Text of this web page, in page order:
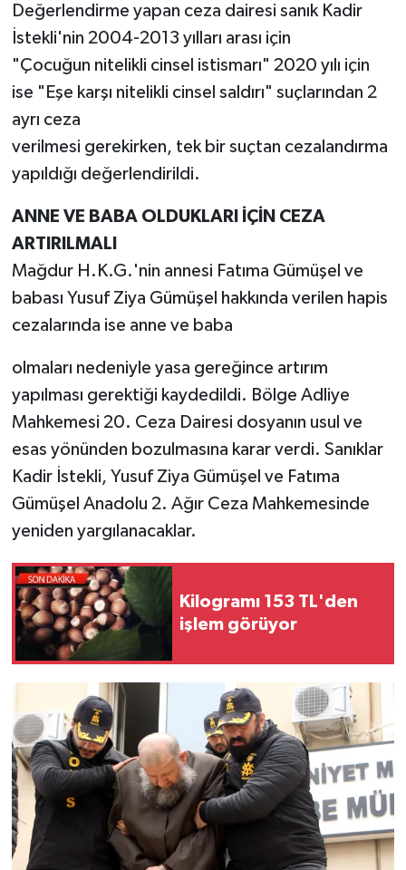
Değerlendirme yapan ceza dairesi sanık Kadir
İstekli'nin 2004-2013 yılları arası için
"Çocuğun nitelikli cinsel istismarı" 2020 yılı için
ise "Eşe karşı nitelikli cinsel saldırı" suçlarından 2
ayrı ceza
verilmesi gerekirken, tek bir suçtan cezalandırma
yapıldığı değerlendirildi.
ANNE VE BABA OLDUKLARI İÇİN CEZA
ARTIRILMALI
Mağdur H.K.G.'nin annesi Fatıma Gümüşel ve
babası Yusuf Ziya Gümüşel hakkında verilen hapis
cezalarında ise anne ve baba
olmaları nedeniyle yasa gereğince artırım
yapılması gerektiği kaydedildi. Bölge Adliye
Mahkemesi 20. Ceza Dairesi dosyanın usul ve
esas yönünden bozulmasına karar verdi. Sanıklar
Kadir İstekli, Yusuf Ziya Gümüşel ve Fatıma
Gümüşel Anadolu 2. Ağır Ceza Mahkemesinde
yeniden yargılanacaklar.
Kilogramı 153 TL'den
işlem görüyor